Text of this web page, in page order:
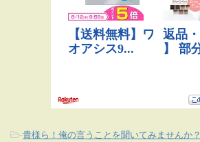
-貴様ら！俺の言うことを聞いてみませんか？